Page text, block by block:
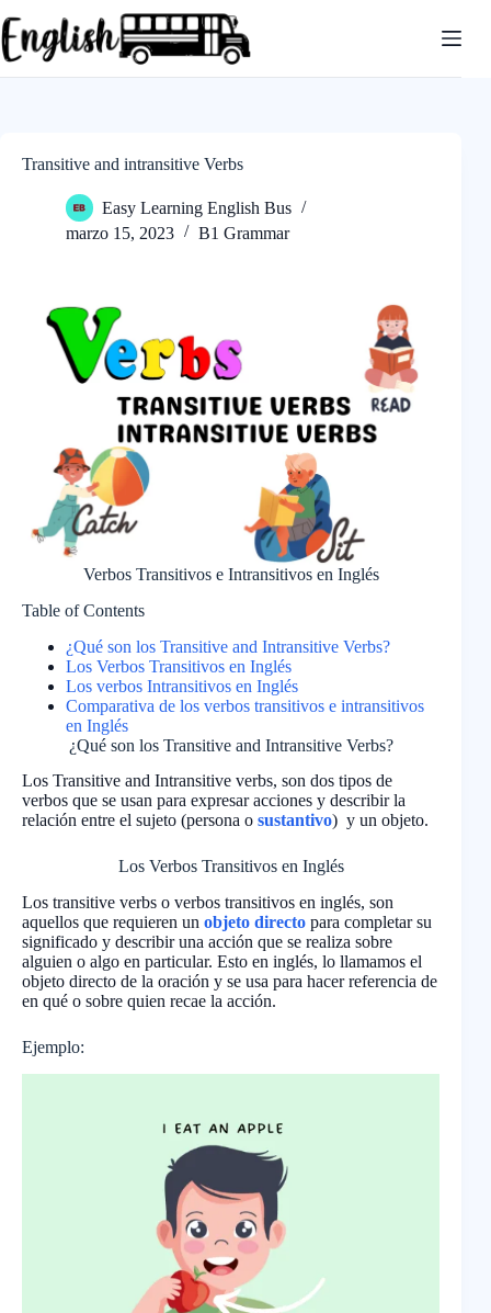
al
contenido
Transitive and intransitive Verbs
Easy Learning English Bus
marzo 15, 2023
B1 Grammar
Verbos Transitivos e Intransitivos en Inglés
Table of Contents
¿Qué son los Transitive and Intransitive Verbs?
Los Verbos Transitivos en Inglés
Los verbos Intransitivos en Inglés
Comparativa de los verbos transitivos e intransitivos
en Inglés
¿Qué son los Transitive and Intransitive Verbs?
Los Transitive and Intransitive verbs, son dos tipos de
verbos que se usan para expresar acciones y describir la
relación entre el sujeto (persona o sustantivo) y un objeto.
Los Verbos Transitivos en Inglés
Los transitive verbs o verbos transitivos en inglés, son
aquellos que requieren un objeto directo para completar su
significado y describir una acción que se realiza sobre
alguien o algo en particular. Esto en inglés, lo llamamos el
objeto directo de la oración y se usa para hacer referencia de
en qué o sobre quien recae la acción.
Ejemplo: